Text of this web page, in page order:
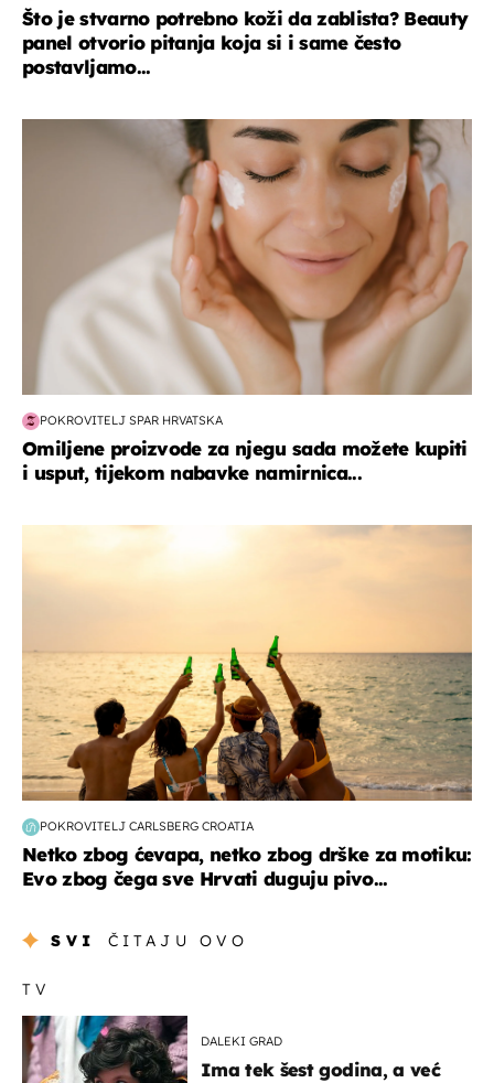
Što je stvarno potrebno koži da zablista? Beauty
panel otvorio pitanja koja si i same često
postavljamo...
moda & ljepota
POKROVITELJ SPAR HRVATSKA
Omiljene proizvode za njegu sada možete kupiti
i usput, tijekom nabavke namirnica...
POKROVITELJ CARLSBERG CROATIA
Netko zbog ćevapa, netko zbog drške za motiku:
Evo zbog čega sve Hrvati duguju pivo...
SVI ČITAJU OVO
TV
DALEKI GRAD
Ima tek šest godina, a već